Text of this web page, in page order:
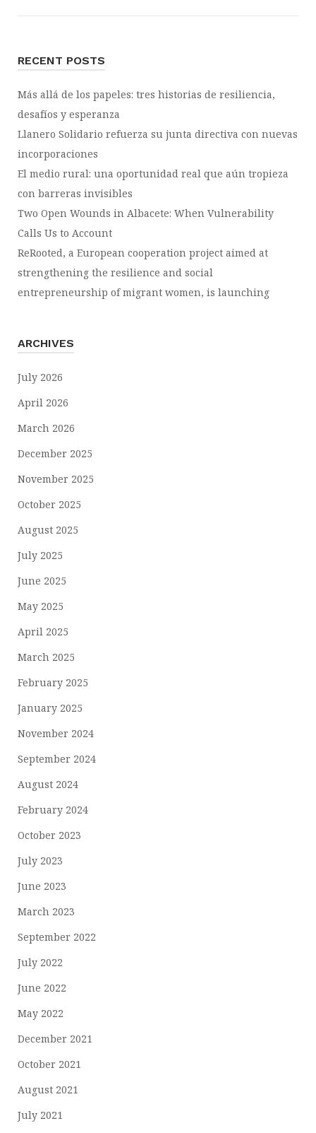
RECENT POSTS
Más allá de los papeles: tres historias de resiliencia,
desafíos y esperanza
Llanero Solidario refuerza su junta directiva con nuevas
incorporaciones
El medio rural: una oportunidad real que aún tropieza
con barreras invisibles
Two Open Wounds in Albacete: When Vulnerability
Calls Us to Account
ReRooted, a European cooperation project aimed at
strengthening the resilience and social
entrepreneurship of migrant women, is launching
ARCHIVES
July 2026
April 2026
March 2026
December 2025
November 2025
October 2025
August 2025
July 2025
June 2025
May 2025
April 2025
March 2025
February 2025
January 2025
November 2024
September 2024
August 2024
February 2024
October 2023
July 2023
June 2023
March 2023
September 2022
July 2022
June 2022
May 2022
December 2021
October 2021
August 2021
July 2021